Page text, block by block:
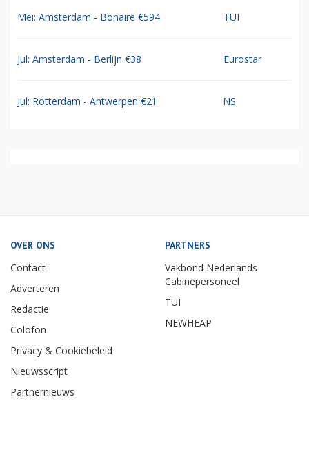
Mei: Amsterdam - Bonaire €594 TUI
Jul: Amsterdam - Berlijn €38 Eurostar
Jul: Rotterdam - Antwerpen €21 NS
OVER ONS
Contact
Adverteren
Redactie
Colofon
Privacy & Cookiebeleid
Nieuwsscript
Partnernieuws
PARTNERS
Vakbond Nederlands
Cabinepersoneel
TUI
NEWHEAP